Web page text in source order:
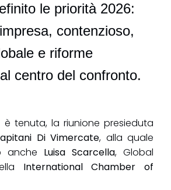
le priorità 2026:
contenzioso,
e riforme
centro del confronto.
tenuta, la riunione presieduta
Di Vimercate, alla quale
anche Luisa Scarcella, Global
International Chamber of